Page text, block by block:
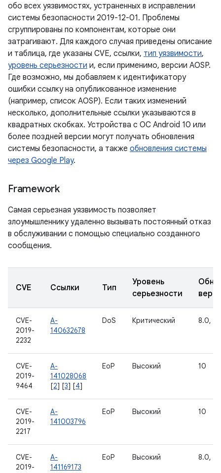
обо всех уязвимостях, устраненных в исправлении
системы безопасности 2019-12-01. Проблемы
сгруппированы по компонентам, которые они
затрагивают. Для каждого случая приведены описание
и таблица, где указаны CVE, ссылки, тип уязвимости,
уровень серьезности и, если применимо, версии AOSP.
Где возможно, мы добавляем к идентификатору
ошибки ссылку на опубликованное изменение
(например, список AOSP). Если таких изменений
несколько, дополнительные ссылки указываются в
квадратных скобках. Устройства с ОС Android 10 или
более поздней версии могут получать обновления
системы безопасности, а также обновления системы
через Google Play.
Framework
Самая серьезная уязвимость позволяет
злоумышленнику удаленно вызывать постоянный отказ
в обслуживании с помощью специально созданного
сообщения.
CVE Ссылки Тип
Уровень
серьезности
CVE-
2019-
2232
A-
140632678
DoS Критический 8.0,
CVE-
2019-
9464
A-
141028068
[2] [3] [4]
EoP Высокий 10
CVE-
2019-
2217
A-
141003796
EoP Высокий 10
CVE-
2019-
A-
141169173
EoP Высокий 8.0,